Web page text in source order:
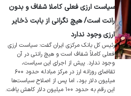
سیاست ارزی فعلی کاملا شفاف و بدون
رانت است/ هیچ نگرانی از بابت ذخایر
ارزی وجود ندارد
رئیس کل بانک مرکزی ایران گفت: سیاست ارزی
فعلی کاملاً شفاف است و هیچ رانتی در آن
وجود ندارد. پیش از اجرای این سیاست،
تقاضای روزانه ارز در مرکز مبادله حدود ۶۰۰
میلیون دلار بود، اما پس از اصلاح سیاست‌ها
این رقم به حدود ۱۰۰ میلیون دلار کاهش یافت.